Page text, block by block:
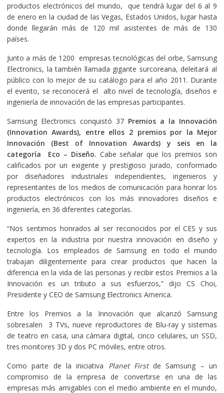
productos electrónicos del mundo, que tendrá lugar del 6 al 9
de enero en la ciudad de las Vegas, Estados Unidos, lugar hasta
donde llegarán más de 120 mil asistentes de más de 130
países.
Junto a más de 1200 empresas tecnológicas del orbe, Samsung
Electronics, la también llamada gigante surcoreana, deleitará al
público con lo mejor de su catálogo para el año 2011. Durante
el evento, se reconocerá el alto nivel de tecnología, diseños e
ingeniería de innovación de las empresas participantes.
Samsung Electronics conquistó 37 Premios a la Innovación
(Innovation Awards), entre ellos 2 premios por la Mejor
Innovación (Best of Innovation Awards) y seis en la
categoría Eco – Diseño. Cabe señalar que los premios son
calificados por un exigente y prestigioso jurado, conformado
por diseñadores industriales independientes, ingenieros y
representantes de los medios de comunicación para honrar los
productos electrónicos con los más innovadores diseños e
ingeniería, en 36 diferentes categorías.
“Nos sentimos honrados al ser reconocidos por el CES y sus
expertos en la industria por nuestra innovación en diseño y
tecnología. Los empleados de Samsung en todo el mundo
trabajan diligentemente para crear productos que hacen la
diferencia en la vida de las personas y recibir estos Premios a la
Innovación es un tributo a sus esfuerzos,” dijo CS Choi,
Presidente y CEO de Samsung Electronics America.
Entre los Premios a la Innovación que alcanzó Samsung
sobresalen 3 TVs, nueve reproductores de Blu-ray y sistemas
de teatro en casa, una cámara digital, cinco celulares, un SSD,
tres monitores 3D y dos PC móviles, entre otros.
Como parte de la iniciativa Planet Firstde Samsung – un
compromiso de la empresa de convertirse en una de las
empresas más amigables con el medio ambiente en el mundo,